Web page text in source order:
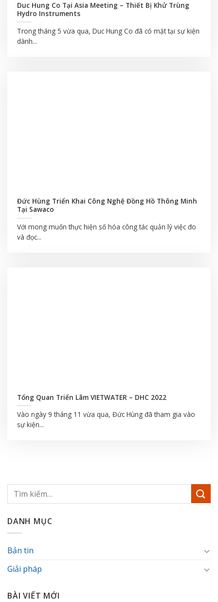
Duc Hung Co Tại Asia Meeting – Thiết Bị Khử Trùng
Hydro Instruments
Trong tháng 5 vừa qua, Duc Hung Co đã có mặt tại sự kiện
dành...
Đức Hùng Triển Khai Công Nghệ Đồng Hồ Thông Minh
Tại Sawaco
Với mong muốn thực hiện số hóa công tác quản lý việc đo
và đọc...
Tổng Quan Triển Lãm VIETWATER – DHC 2022
Vào ngày 9 tháng 11 vừa qua, Đức Hùng đã tham gia vào
sự kiện...
DANH MỤC
Bản tin
Giải pháp
BÀI VIẾT MỚI